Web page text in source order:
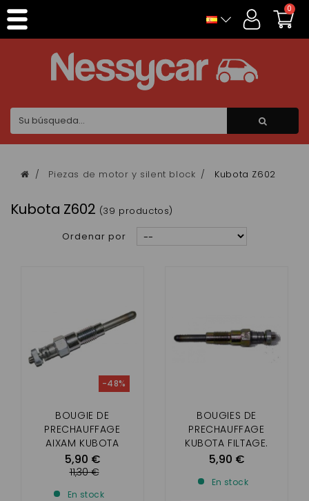
0
Piezas de motor y silent block Kubota Z602
Kubota Z602 (39 productos)
Ordenar por
BOUGIE DE
PRECHAUFFAGE
AIXAM KUBOTA
DIAMETRE 8MM
5,90 €
-48%
11,30 €
En stock
BOUGIES DE
PRECHAUFFAGE
KUBOTA FILTAGE.
DIAMÈTRE 10 MM
5,90 €
En stock
Panel de gestión de cookies